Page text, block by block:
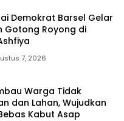
Demokrat Barsel Gelar
Gotong Royong di
7, 2026
Warga Tidak
dan Lahan, Wujudkan
Kabut Asap